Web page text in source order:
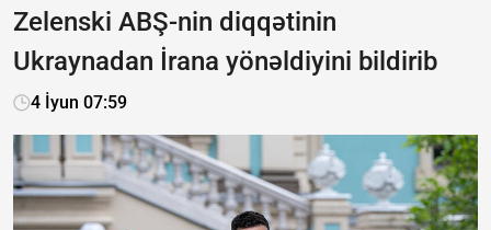
Zelenski ABŞ-nin diqqətinin
Ukraynadan İrana yönəldiyini bildirib
4 İyun 07:59